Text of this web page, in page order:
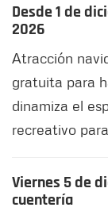
Desde 1 de
2026
Atracción
gratuita para
dinamiza el
recreativo
Viernes 5 de
cuentería